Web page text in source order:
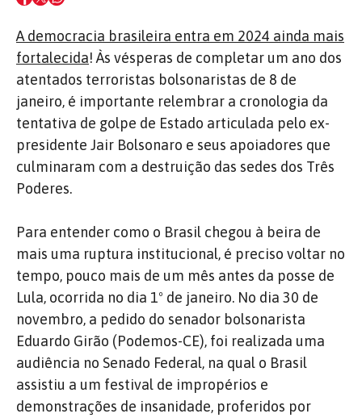
A democracia brasileira entra em 2024 ainda mais
fortalecida! Às vésperas de completar um ano dos
atentados terroristas bolsonaristas de 8 de
janeiro, é importante relembrar a cronologia da
tentativa de golpe de Estado articulada pelo ex-
presidente Jair Bolsonaro e seus apoiadores que
culminaram com a destruição das sedes dos Três
Poderes.
Para entender como o Brasil chegou à beira de
mais uma ruptura institucional, é preciso voltar no
tempo, pouco mais de um mês antes da posse de
Lula, ocorrida no dia 1º de janeiro. No dia 30 de
novembro, a pedido do senador bolsonarista
Eduardo Girão (Podemos-CE), foi realizada uma
audiência no Senado Federal, na qual o Brasil
assistiu a um festival de impropérios e
demonstrações de insanidade, proferidos por